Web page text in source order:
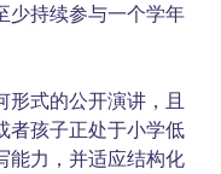
少持续参与一个学年
形式的公开演讲，且
者孩子正处于小学低
能力，并适应结构化